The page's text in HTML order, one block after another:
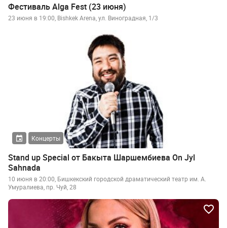
Фестиваль Alga Fest (23 июня)
23 июня в 19:00, Bishkek Arena, ул. Виноградная, 1/3
Концерты
Stand up Special от Бакыта Шаршембиева On Jyl
Sahnada
10 июня в 20:00, Бишкекский городской драматический театр им. А.
Умуралиева, пр. Чуй, 28